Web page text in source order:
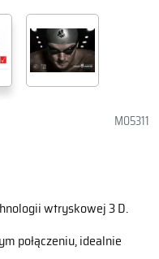
M05311
wtryskowej 3 D.
połączeniu, idealnie